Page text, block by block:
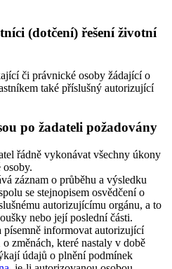
(dotčení) řešení životní
či právnické osoby žádající o
také příslušný autorizující
po žadateli požadovány
řádně vykonávat všechny úkony
osoby.
záznam o průběhu a výsledku
se stejnopisem osvědčení o
autorizujícímu orgánu, a to
nebo její poslední části.
informovat autorizující
změnách, které nastaly v době
údajů o plnění podmínek